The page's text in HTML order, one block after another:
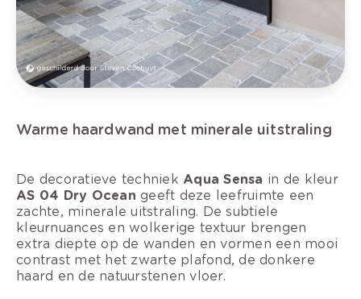
Warme haardwand met minerale uitstraling
De decoratieve techniek Aqua Sensa in de kleur
AS 04 Dry Ocean geeft deze leefruimte een
zachte, minerale uitstraling. De subtiele
kleurnuances en wolkerige textuur brengen
extra diepte op de wanden en vormen een mooi
contrast met het zwarte plafond, de donkere
haard en de natuurstenen vloer.